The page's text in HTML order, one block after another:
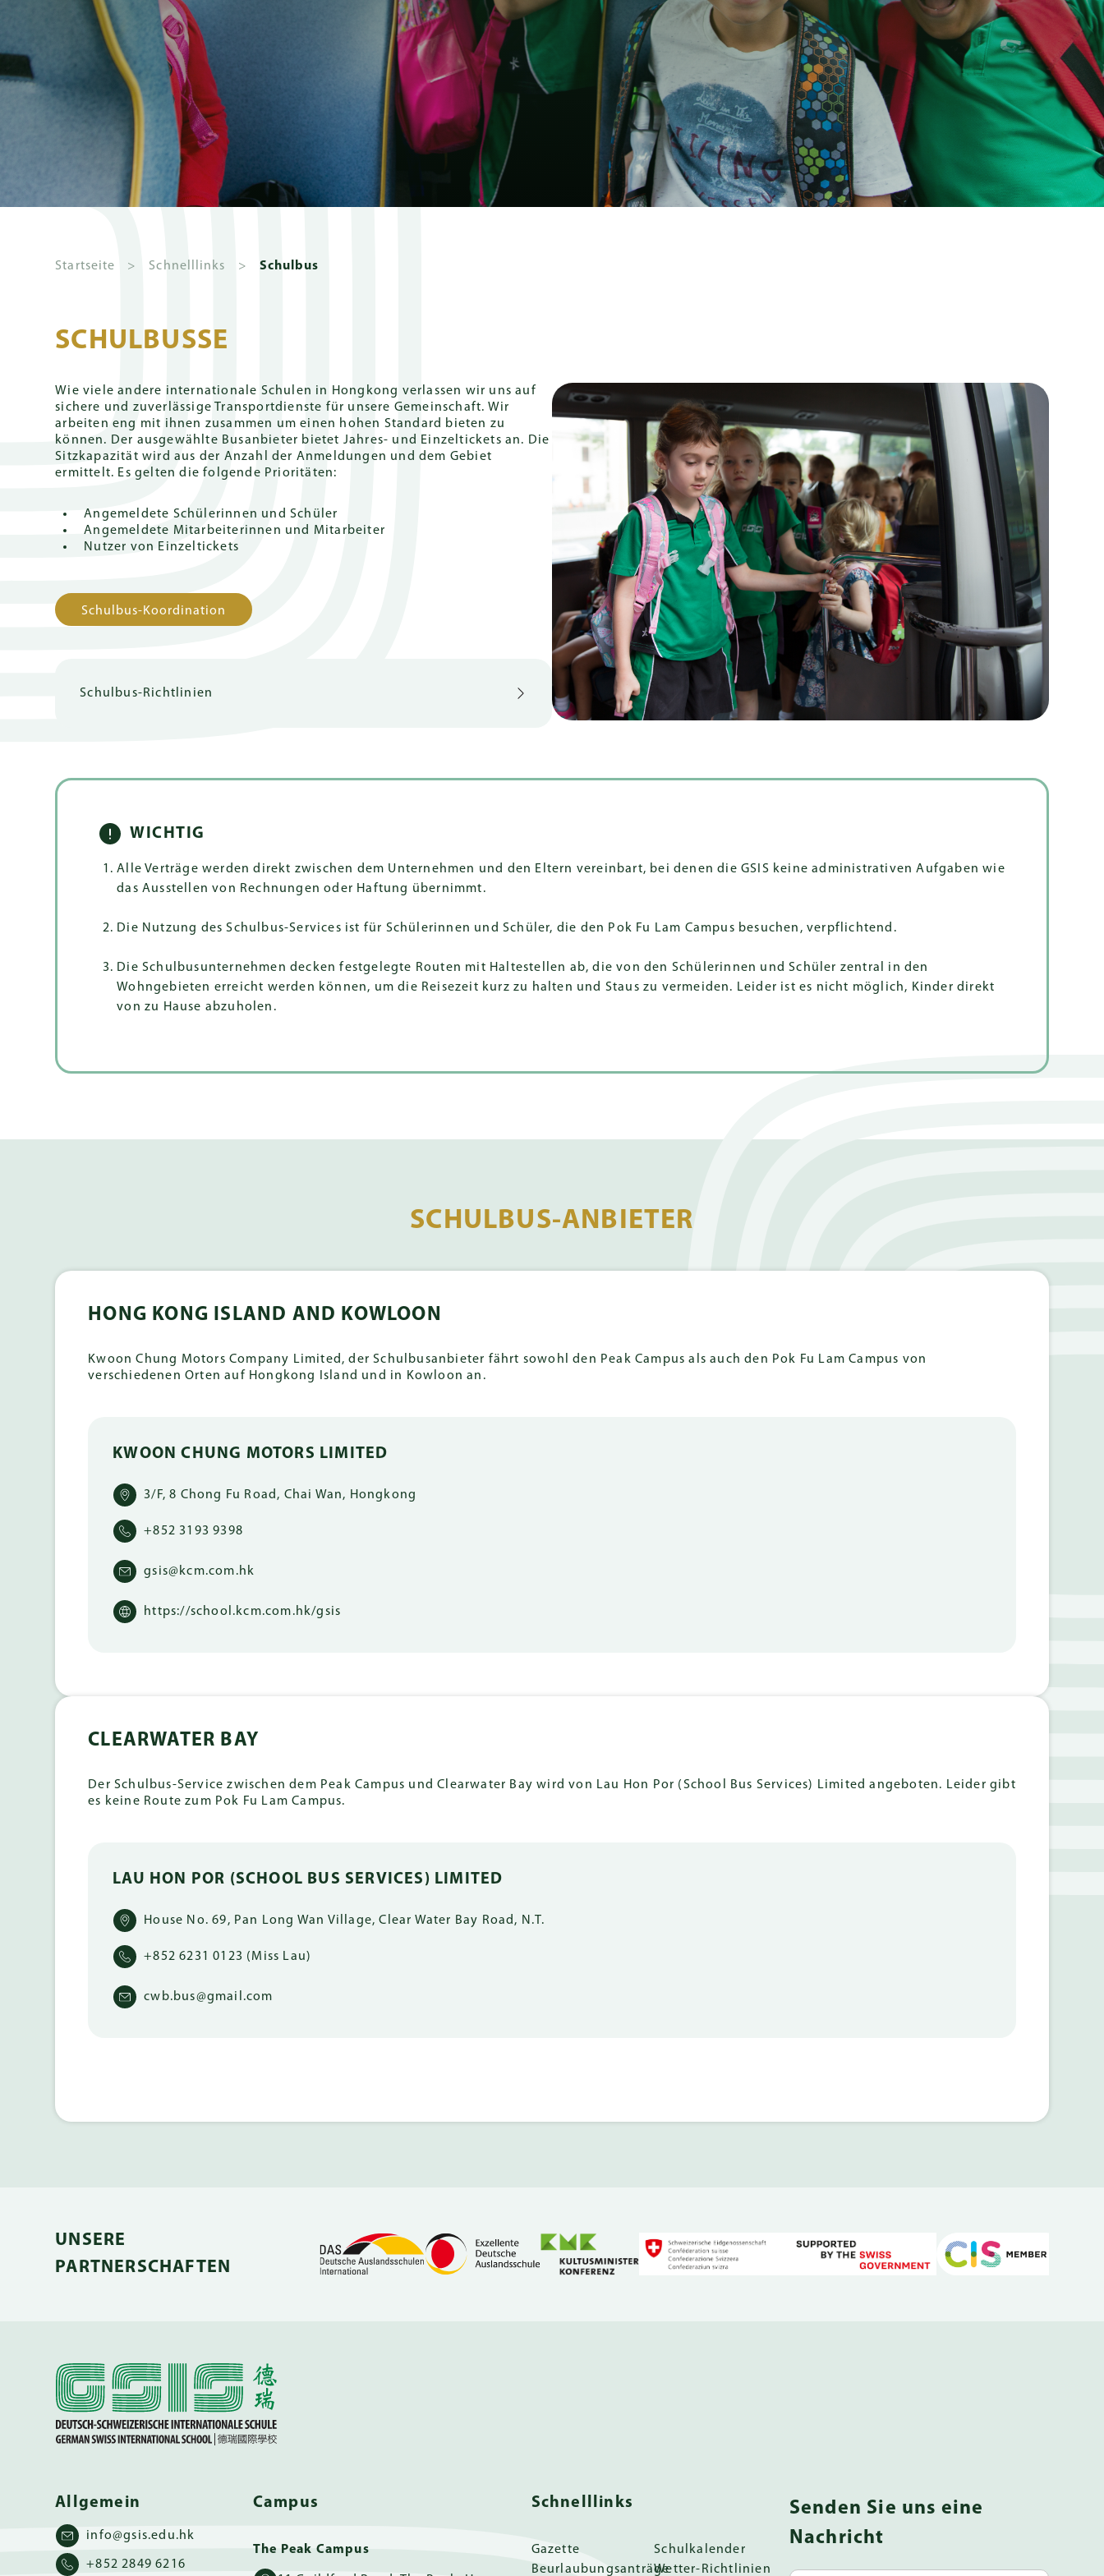
Zusage
Klassenarbeiten (ZKA)
Schulabschluss (MSA)
Internationales Abitur
International
Baccalaureate
Diploma (IB)
Coaches
Programme
Startseite > Schnelllinks > Schulbus
SCHULBUSSE
Wie viele andere internationale Schulen in Hongkong verlassen wir uns auf
sichere und zuverlässige Transportdienste für unsere Gemeinschaft. Wir
arbeiten eng mit ihnen zusammen um einen hohen Standard bieten zu
können. Der ausgewählte Busanbieter bietet Jahres- und Einzeltickets an. Die
Sitzkapazität wird aus der Anzahl der Anmeldungen und dem Gebiet
ermittelt. Es gelten die folgende Prioritäten:
Angemeldete Schülerinnen und Schüler
Angemeldete Mitarbeiterinnen und Mitarbeiter
Nutzer von Einzeltickets
Schulbus-Koordination
Schulbus-Richtlinien
WICHTIG
Alle Verträge werden direkt zwischen dem Unternehmen und den Eltern vereinbart, bei denen die GSIS keine administrativen Aufgaben wie
das Ausstellen von Rechnungen oder Haftung übernimmt.
Die Nutzung des Schulbus-Services ist für Schülerinnen und Schüler, die den Pok Fu Lam Campus besuchen, verpflichtend.
Die Schulbusunternehmen decken festgelegte Routen mit Haltestellen ab, die von den Schülerinnen und Schüler zentral in den
Wohngebieten erreicht werden können, um die Reisezeit kurz zu halten und Staus zu vermeiden. Leider ist es nicht möglich, Kinder direkt
von zu Hause abzuholen.
SCHULBUS-ANBIETER
HONG KONG ISLAND AND KOWLOON
Kwoon Chung Motors Company Limited, der Schulbusanbieter fährt sowohl den Peak Campus als auch den Pok Fu Lam Campus von
verschiedenen Orten auf Hongkong Island und in Kowloon an.
KWOON CHUNG MOTORS LIMITED
3/F, 8 Chong Fu Road, Chai Wan, Hongkong
+852 3193 9398
gsis@kcm.com.hk
https://school.kcm.com.hk/gsis
CLEARWATER BAY
Der Schulbus-Service zwischen dem Peak Campus und Clearwater Bay wird von Lau Hon Por (School Bus Services) Limited angeboten. Leider gibt
es keine Route zum Pok Fu Lam Campus.
LAU HON POR (SCHOOL BUS SERVICES) LIMITED
House No. 69, Pan Long Wan Village, Clear Water Bay Road, N.T.
+852 6231 0123 (Miss Lau)
cwb.bus@gmail.com
UNSERE
PARTNERSCHAFTEN
Allgemein
info@gsis.edu.hk
+852 2849 6216
Campus
The Peak Campus
Schnelllinks
Gazette
Schulkalender
BeurlaubungsanträgeWetter-Richtlinien
Senden Sie uns eine
Nachricht